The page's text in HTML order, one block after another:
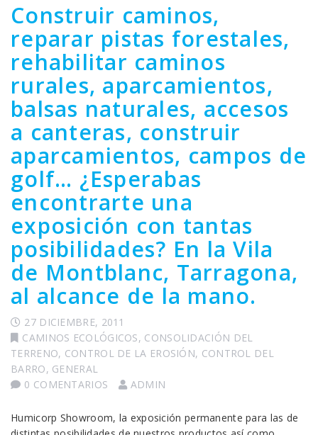
Construir caminos,
reparar pistas forestales,
rehabilitar caminos
rurales, aparcamientos,
balsas naturales, accesos
a canteras, construir
aparcamientos, campos de
golf… ¿Esperabas
encontrarte una
exposición con tantas
posibilidades? En la Vila
de Montblanc, Tarragona,
al alcance de la mano.
27 DICIEMBRE, 2011
CAMINOS ECOLÓGICOS, CONSOLIDACIÓN DEL
TERRENO, CONTROL DE LA EROSIÓN, CONTROL DEL
BARRO, GENERAL
0 COMENTARIOS
ADMIN
Humicorp Showroom, la exposición permanente para las de